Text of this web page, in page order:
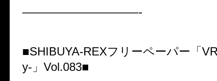
——————————-
■SHIBUYA-REXフリーペーパー「
y-」Vol.083■